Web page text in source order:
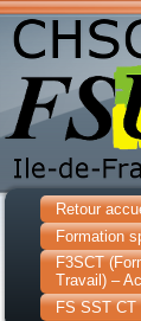
Retour
Formation
F3SCT
Travail) –
FS SST CT